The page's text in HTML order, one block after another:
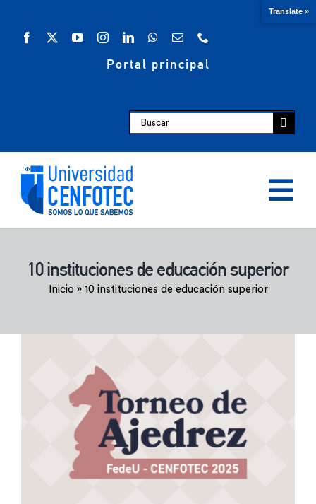
Portal principal
Buscar:
Escuelas
Bienestar Estudiantil
Investigación y Desarrollo
10 instituciones de educación superior
Inicio » 10 instituciones de educación superior
Translate »